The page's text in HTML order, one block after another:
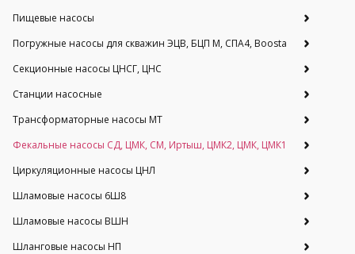
Пищевые насосы
Погружные насосы для скважин ЭЦВ, БЦП М, СПА4, Boosta
Секционные насосы ЦНСГ, ЦНС
Станции насосные
Трансформаторные насосы МТ
Фекальные насосы СД, ЦМК, СМ, Иртыш, ЦМК2, ЦМК, ЦМК1
Циркуляционные насосы ЦНЛ
Шламовые насосы 6Ш8
Шламовые насосы ВШН
Шланговые насосы НП